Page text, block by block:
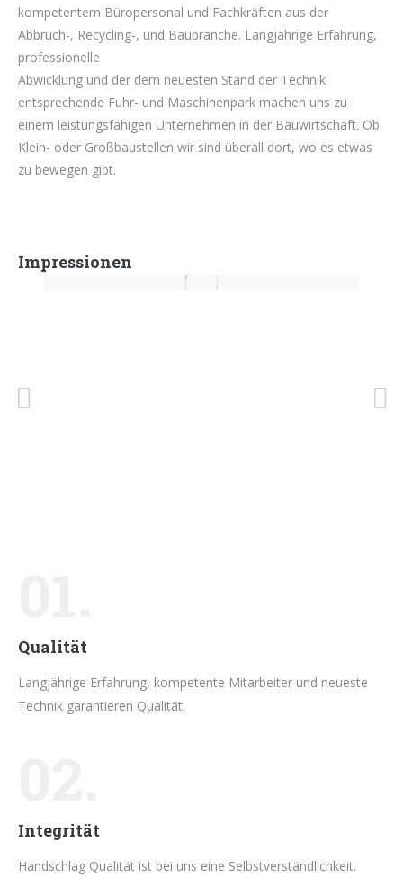
kompetentem Büropersonal und Fachkräften aus der
Abbruch-, Recycling-, und Baubranche. Langjährige Erfahrung,
professionelle
Abwicklung und der dem neuesten Stand der Technik
entsprechende Fuhr- und Maschinenpark machen uns zu
einem leistungsfähigen Unternehmen in der Bauwirtschaft. Ob
Klein- oder Großbaustellen wir sind überall dort, wo es etwas
zu bewegen gibt.
Impressionen
Qualität
Langjährige Erfahrung, kompetente Mitarbeiter und neueste
Technik garantieren Qualität.
Integrität
Handschlag Qualität ist bei uns eine Selbstverständlichkeit.